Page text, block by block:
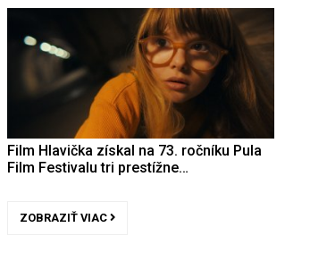
Film Hlavička získal na 73. ročníku Pula
Film Festivalu tri prestížne…
ZOBRAZIŤ VIAC